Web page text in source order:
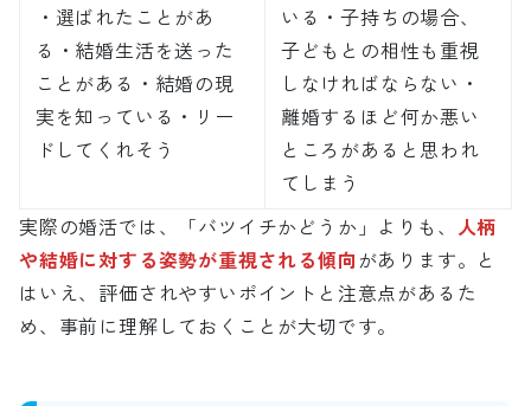
・選ばれたことがあ
る・結婚生活を送った
ことがある・結婚の現
実を知っている・リー
ドしてくれそう
いる・子持ちの場合、
子どもとの相性も重視
しなければならない・
離婚するほど何か悪い
ところがあると思われ
てしまう
実際の婚活では、「バツイチかどうか」よりも、 人柄
や結婚に対する姿勢が重視される傾向 があります。と
はいえ、評価されやすいポイントと注意点があるた
め、事前に理解しておくことが大切です。